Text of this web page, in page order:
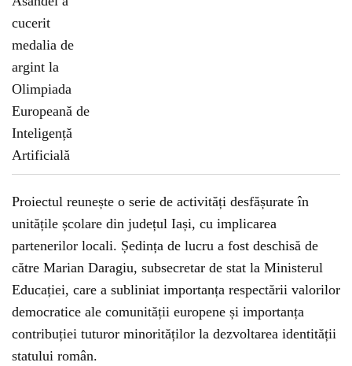
Proiectul reunește o serie de activități desfășurate în
unitățile școlare din județul Iași, cu implicarea
partenerilor locali. Ședința de lucru a fost deschisă de
către Marian Daragiu, subsecretar de stat la Ministerul
Educației, care a subliniat importanța respectării valorilor
democratice ale comunității europene și importanța
contribuției tuturor minorităților la dezvoltarea identității
statului român.